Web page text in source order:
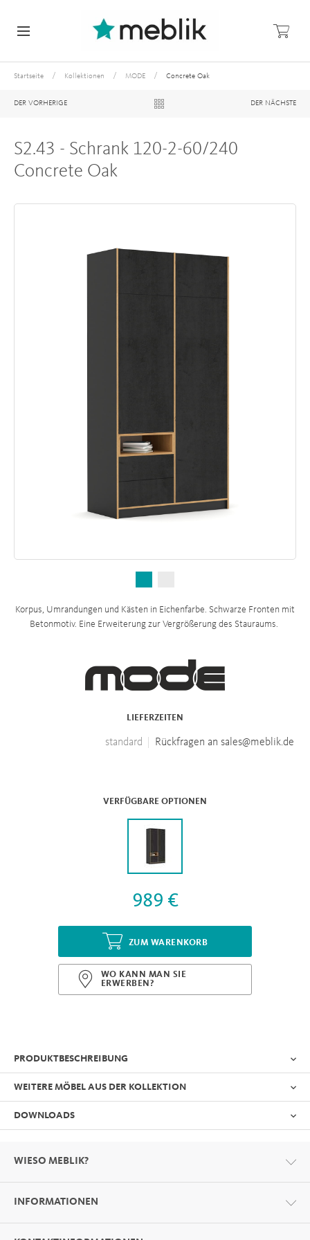
Startseite / Kollektionen / MODE / Concrete Oak
DER VORHERIGE DER NÄCHSTE
S2.43 - Schrank 120-2-60/240
Concrete Oak
Korpus, Umrandungen und Kästen in Eichenfarbe. Schwarze Fronten mit
Betonmotiv. Eine Erweiterung zur Vergrößerung des Stauraums.
LIEFERZEITEN
standard Rückfragen an sales@meblik.de
VERFÜGBARE OPTIONEN
989 €
ZUM WARENKORB
WO KANN MAN SIE
ERWERBEN?
PRODUKTBESCHREIBUNG
WEITERE MÖBEL AUS DER KOLLEKTION
DOWNLOADS
FormatPDF
WIESO MEBLIK?
INFORMATIONEN